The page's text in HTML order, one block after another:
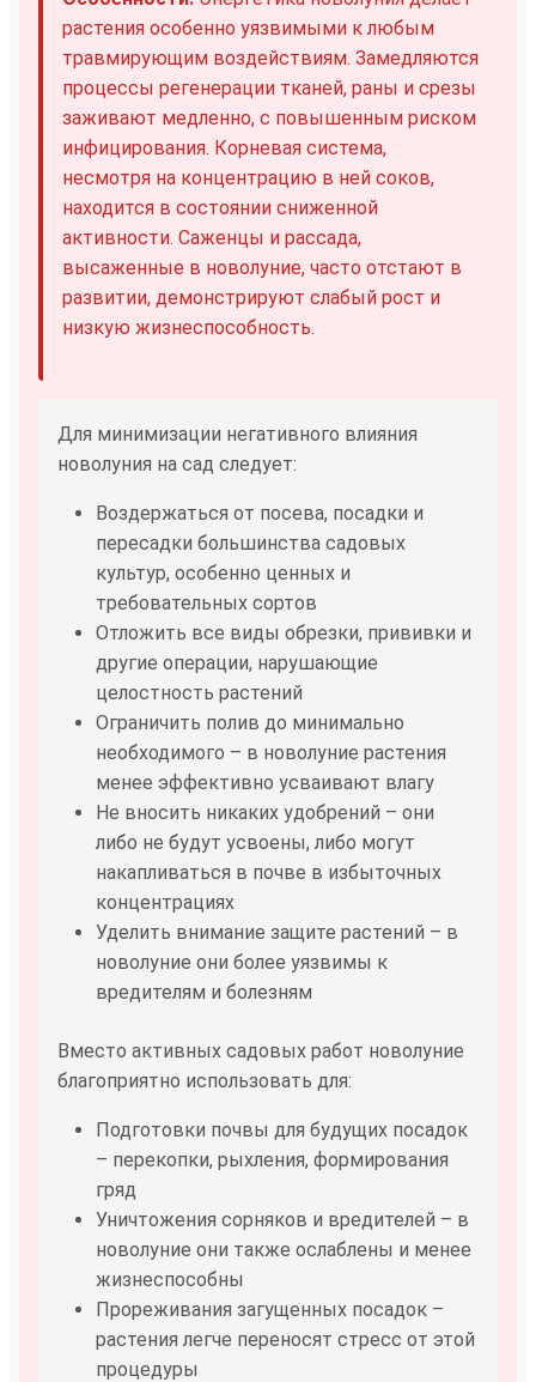
растения особенно уязвимыми к любым
травмирующим воздействиям. Замедляются
процессы регенерации тканей, раны и срезы
заживают медленно, с повышенным риском
инфицирования. Корневая система,
несмотря на концентрацию в ней соков,
находится в состоянии сниженной
активности. Саженцы и рассада,
высаженные в новолуние, часто отстают в
развитии, демонстрируют слабый рост и
низкую жизнеспособность.
Для минимизации негативного влияния
новолуния на сад следует:
Воздержаться от посева, посадки и
пересадки большинства садовых
культур, особенно ценных и
требовательных сортов
Отложить все виды обрезки, прививки и
другие операции, нарушающие
целостность растений
Ограничить полив до минимально
необходимого – в новолуние растения
менее эффективно усваивают влагу
Не вносить никаких удобрений – они
либо не будут усвоены, либо могут
накапливаться в почве в избыточных
концентрациях
Уделить внимание защите растений – в
новолуние они более уязвимы к
вредителям и болезням
Вместо активных садовых работ новолуние
благоприятно использовать для:
Подготовки почвы для будущих посадок
– перекопки, рыхления, формирования
гряд
Уничтожения сорняков и вредителей – в
новолуние они также ослаблены и менее
жизнеспособны
Прореживания загущенных посадок –
растения легче переносят стресс от этой
процедуры